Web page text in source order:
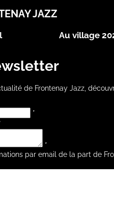
JAZZ
Au village
de Frontenay Jazz,
*
*
par email de la part de